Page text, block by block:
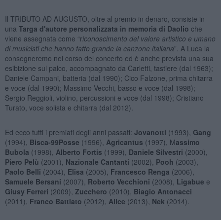
Il TRIBUTO AD AUGUSTO, oltre al premio in denaro, consiste in
una Targa d'autore personalizzata in memoria di Daolio che
viene assegnata come “riconoscimento del valore artistico e umano
di musicisti che hanno fatto grande la canzone italiana”. A Luca la
consegneremo nel corso del concerto ed è anche prevista una sua
esibizione sul palco, accompagnato da Carletti, tastiere (dal 1963);
Daniele Campani, batteria (dal 1990); Cico Falzone, prima chitarra
e voce (dal 1990); Massimo Vecchi, basso e voce (dal 1998);
Sergio Reggioli, violino, percussioni e voce (dal 1998); Cristiano
Turato, voce solista e chitarra (dal 2012).
Ed ecco tutti i premiati degli anni passati: Jovanotti (1993), Gang
(1994), Bisca-99Posse (1996), Agricantus (1997), Massimo
Bubola (1998), Alberto Fortis (1999), Daniele Silvestri (2000),
Piero Pelù (2001), Nazionale Cantanti (2002), Pooh (2003),
Paolo Belli (2004), Elisa (2005), Francesco Renga (2006),
Samuele Bersani (2007), Roberto Vecchioni (2008), Ligabue e
Giusy Ferreri (2009), Zucchero (2010), Biagio Antonacci
(2011), Franco Battiato (2012), Alice (2013), Nek (2014).